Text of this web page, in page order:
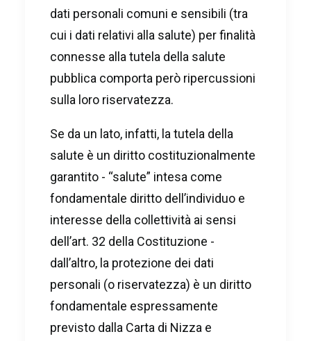
dati personali comuni e sensibili (tra
cui i dati relativi alla salute) per finalità
connesse alla tutela della salute
pubblica comporta però ripercussioni
sulla loro riservatezza.
Se da un lato, infatti, la tutela della
salute è un diritto costituzionalmente
garantito - “salute” intesa come
fondamentale diritto dell’individuo e
interesse della collettività ai sensi
dell’art. 32 della Costituzione -
dall’altro, la protezione dei dati
personali (o riservatezza) è un diritto
fondamentale espressamente
previsto dalla Carta di Nizza e